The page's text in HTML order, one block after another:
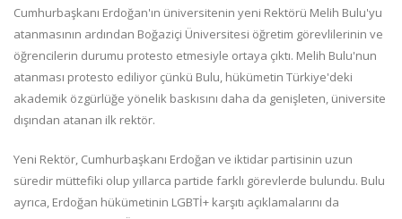
Cumhurbaşkanı Erdoğan'ın üniversitenin yeni Rektörü Melih Bulu'yu
atanmasının ardından Boğaziçi Üniversitesi öğretim görevlilerinin ve
öğrencilerin durumu protesto etmesiyle ortaya çıktı. Melih Bulu'nun
atanması protesto ediliyor çünkü Bulu, hükümetin Türkiye'deki
akademik özgürlüğe yönelik baskısını daha da genişleten, üniversite
dışından atanan ilk rektör.
Yeni Rektör, Cumhurbaşkanı Erdoğan ve iktidar partisinin uzun
süredir müttefiki olup yıllarca partide farklı görevlerde bulundu. Bulu
ayrıca, Erdoğan hükümetinin LGBTİ+ karşıtı açıklamalarını da